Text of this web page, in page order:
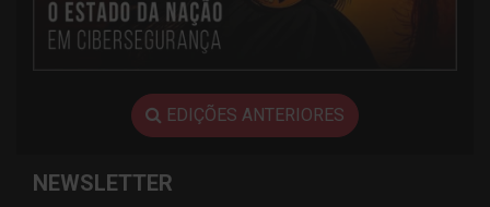
EDIÇÕES ANTERIORES
NEWSLETTER